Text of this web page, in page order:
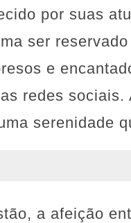
por suas
ser
e
redes
serenidade
a afeição